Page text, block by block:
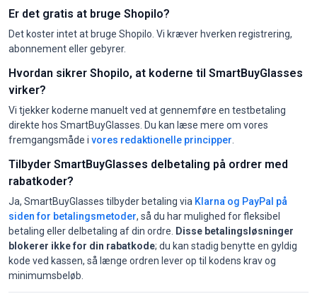
Er det gratis at bruge Shopilo?
Det koster intet at bruge Shopilo. Vi kræver hverken registrering,
abonnement eller gebyrer.
Hvordan sikrer Shopilo, at koderne til SmartBuyGlasses
virker?
Vi tjekker koderne manuelt ved at gennemføre en testbetaling
direkte hos SmartBuyGlasses. Du kan læse mere om vores
fremgangsmåde i vores redaktionelle principper
Tilbyder SmartBuyGlasses delbetaling på ordrer med
rabatkoder?
Ja, SmartBuyGlasses tilbyder betaling via Klarna og PayPal på
siden for betalingsmetoder, så du har mulighed for fleksibel
betaling eller delbetaling af din ordre.
Disse betalingsløsninger
blokerer ikke for din rabatkode; du kan stadig benytte en gyldig
kode ved kassen, så længe ordren lever op til kodens krav og
minimumsbeløb.